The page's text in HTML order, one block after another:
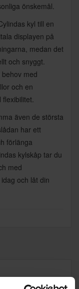
önskemål.
kyl till en
displayen på
medan det
och snyggt.
med
och en
även de största
har ett
förlänga
kylskåp tar du
med
och låt din